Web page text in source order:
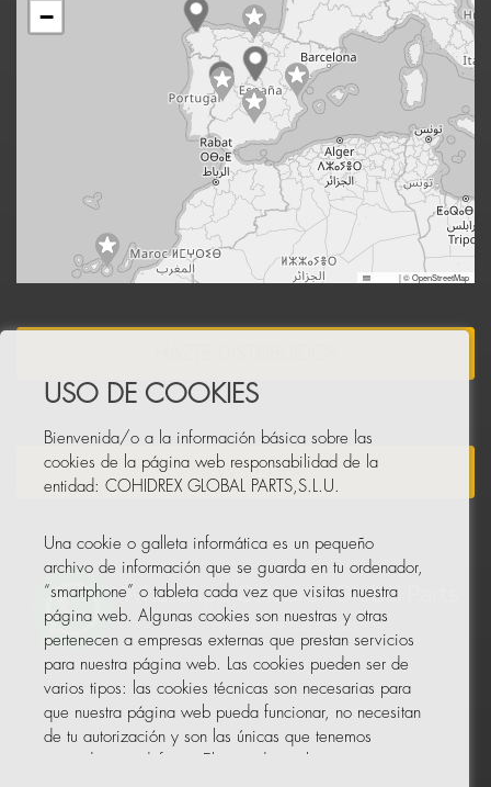
−
|© OpenStreetMap
NEWSLETTER
USO DE COOKIES
Bienvenida/o a la información básica sobre las
cookies de la página web responsabilidad de la
entidad: COHIDREX GLOBAL PARTS,S.L.U.
Una cookie o galleta informática es un pequeño
archivo de información que se guarda en tu ordenador,
“smartphone” o tableta cada vez que visitas nuestra
página web. Algunas cookies son nuestras y otras
pertenecen a empresas externas que prestan servicios
para nuestra página web. Las cookies pueden ser de
varios tipos: las cookies técnicas son necesarias para
que nuestra página web pueda funcionar, no necesitan
de tu autorización y son las únicas que tenemos